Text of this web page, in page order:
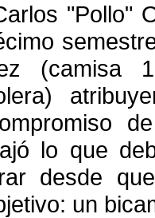
"Pollo"
(camisa
lo que
desde
un